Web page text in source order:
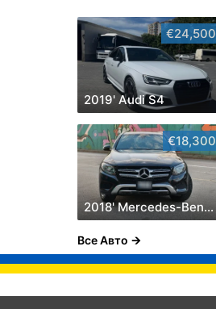
€24,500
2019' Audi S4
€18,300
2018' Mercedes-Benz GLC
Все Авто